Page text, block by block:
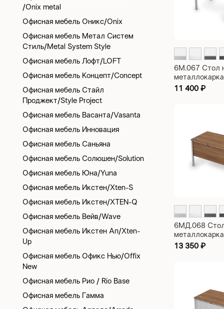
/Onix metal
Офисная мебель Оникс/Onix
Офисная мебель Метал Систем
Стиль/Metal System Style
Офисная мебель Лофт/LOFT
Офисная мебель Концепт/Concept
Офисная мебель Стайл
Проджект/Style Project
Офисная мебель Васанта/Vasanta
Офисная мебель Инновация
Офисная мебель Саньяна
Офисная мебель Солюшен/Solution
Офисная мебель Юна/Yuna
Офисная мебель Икстен/Xten-S
Офисная мебель Икстен/XTEN-Q
Офисная мебель Вейв/Wave
Офисная мебель Икстен Ап/Xten-
Up
Офисная мебель Офикс Нью/Offix
New
Офисная мебель Рио / Rio Base
Офисная мебель Гамма
6М.067 Стол
рабочий
11 400 ₽
6МД.068
рабочий с
13 350 ₽